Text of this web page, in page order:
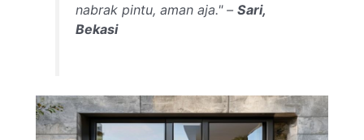
nabrak pintu, aman aja." –Sari,
Bekasi